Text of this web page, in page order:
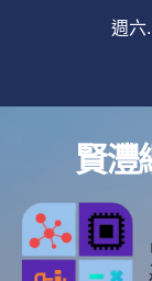
週六
賢灃